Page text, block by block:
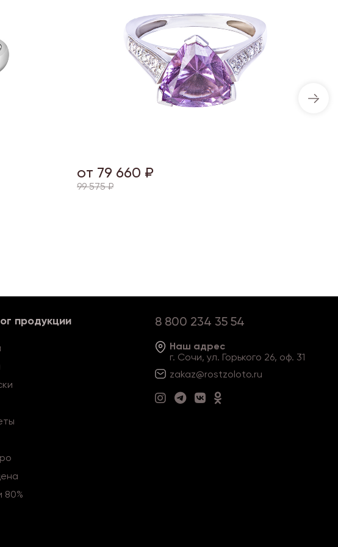
от 79 660 ₽
99 575 ₽
продукции
80%
8 800 234 35 54
Наш адрес
г. Сочи, ул. Горького 26, оф. 31
zakaz@rostzoloto.ru